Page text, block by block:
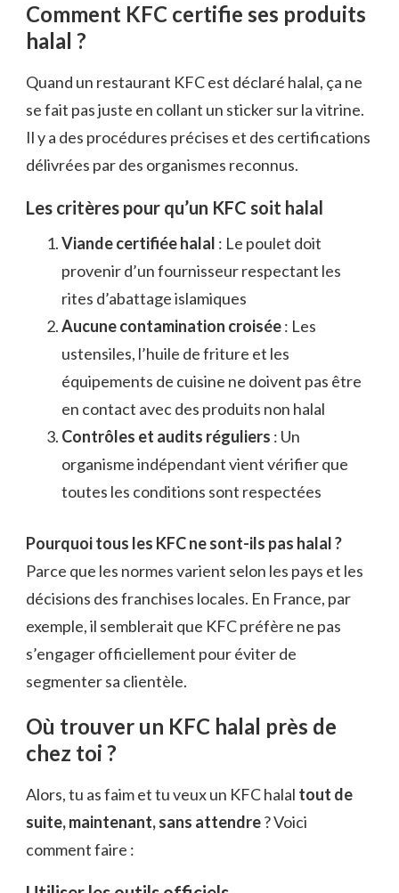
Comment KFC certifie ses produits
halal ?
Quand un restaurant KFC est déclaré halal, ça ne
se fait pas juste en collant un sticker sur la vitrine.
Il y a des procédures précises et des certifications
délivrées par des organismes reconnus.
Les critères pour qu’un KFC soit halal
Viande certifiée halal : Le poulet doit
provenir d’un fournisseur respectant les
rites d’abattage islamiques
Aucune contamination croisée: Les
ustensiles, l’huile de friture et les
équipements de cuisine ne doivent pas être
en contact avec des produits non halal
Contrôles et audits réguliers : Un
organisme indépendant vient vérifier que
toutes les conditions sont respectées
Pourquoi tous les KFC ne sont-ils pas halal ?
Parce que les normes varient selon les pays et les
décisions des franchises locales. En France, par
exemple, il semblerait que KFC préfère ne pas
s’engager officiellement pour éviter de
segmenter sa clientèle.
Où trouver un KFC halal près de
chez toi ?
Alors, tu as faim et tu veux un KFC halal tout de
suite, maintenant, sans attendre? Voici
comment faire :